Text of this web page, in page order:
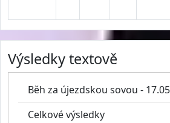
Výsledky textově
Běh za újezdskou sovou -
Celkové výsledky